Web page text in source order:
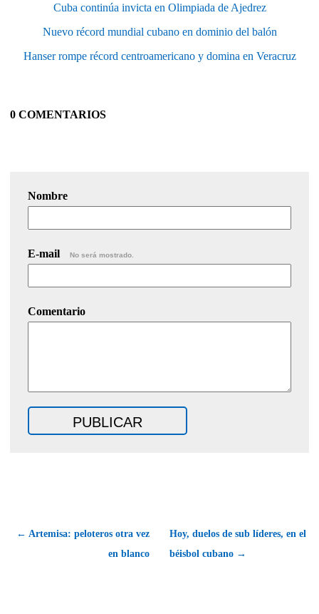
Cuba continúa invicta en Olimpiada de Ajedrez
Nuevo récord mundial cubano en dominio del balón
Hanser rompe récord centroamericano y domina en Veracruz
0 COMENTARIOS
Nombre
E-mail No será mostrado.
Comentario
← Artemisa: peloteros otra vez
en blanco
Hoy, duelos de sub líderes, en el
béisbol cubano →